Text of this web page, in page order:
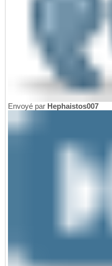
Envoyé par Hephaistos007